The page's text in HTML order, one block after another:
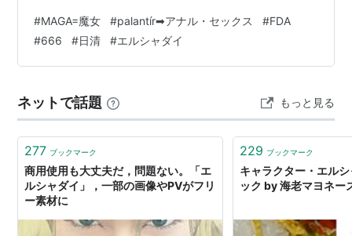
El Shaddai ASCENSION OF THE
METATRON - Xbox360
出版社/メーカー:イグニッション・エ
この商品を含むブログ (29件) を見る
発表（NBS長野放送） - Yahoo!ニュース ※ 残り21日 ※ 約
一か月前から、、カウントダウンを始めた。 これは、一
つの区切りで有り、、期待でも有る。 "ラッパの祭り"の
い。。。と言われた。(ヘブライ文化) その比喩を、主…
#MAGA=魔女 #palantír➡アナル・セックス #FDA
#666 #日清 #エルシャダイ
ネットで話題 もっと見る
277 ブックマーク
商用使用も大丈夫だ，問題ない。「エ
ルシャダイ」，一部の画像やPVがフリ
ー素材に
229 ブックマーク
キャラクター・エル
ック by 海老マヨネー